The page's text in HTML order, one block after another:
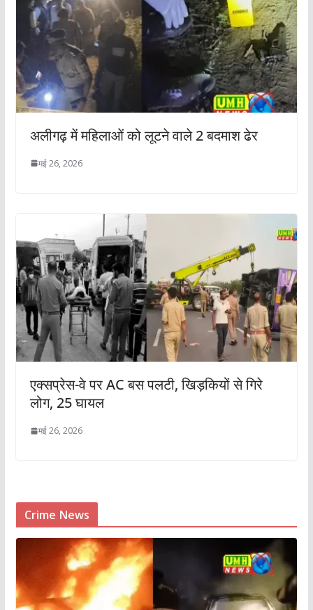
अलीगढ़ में महिलाओं को लूटने वाले 2 बदमाश ढेर
मई 26, 2026
एक्सप्रेस-वे पर AC बस पलटी, खिड़कियों से गिरे
लोग, 25 घायल
मई 26, 2026
Crime News